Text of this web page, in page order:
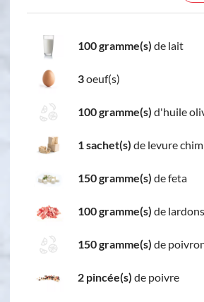
100 gramme(s) de lait
3oeuf(s)
100 gramme(s) d'huile
1 sachet(s) de levure
150 gramme(s) de feta
100 gramme(s) de lardons
150 gramme(s) de
2 pincée(s) de poivre